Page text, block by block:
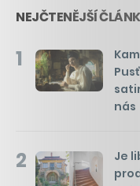
NEJČTENĚJŠÍ
1
nás
2
Je